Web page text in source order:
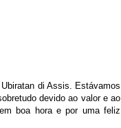
di Assis. Estávamos
devido ao valor e ao
boa hora e por uma feliz